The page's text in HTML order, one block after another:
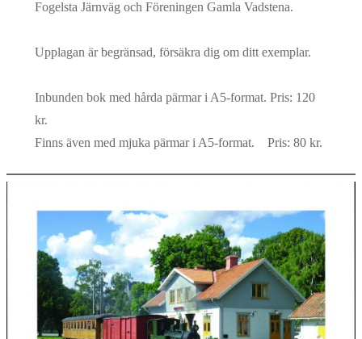
Fogelsta Järnväg och Föreningen Gamla Vadstena.
Upplagan är begränsad, försäkra dig om ditt exemplar.
Inbunden bok med hårda pärmar i A5-format. Pris: 120
kr.
Finns även med mjuka pärmar i A5-format. Pris: 80 kr.